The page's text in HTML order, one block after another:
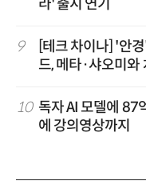
라' 출시 연기
9
[테크 차이나] '안
드, 메타·샤오미와
10 독자 AI 모델에
에 강의영상까지